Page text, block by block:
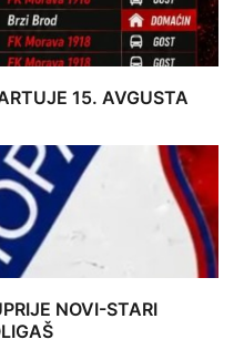
15. AVGUSTA
NOVI-STARI